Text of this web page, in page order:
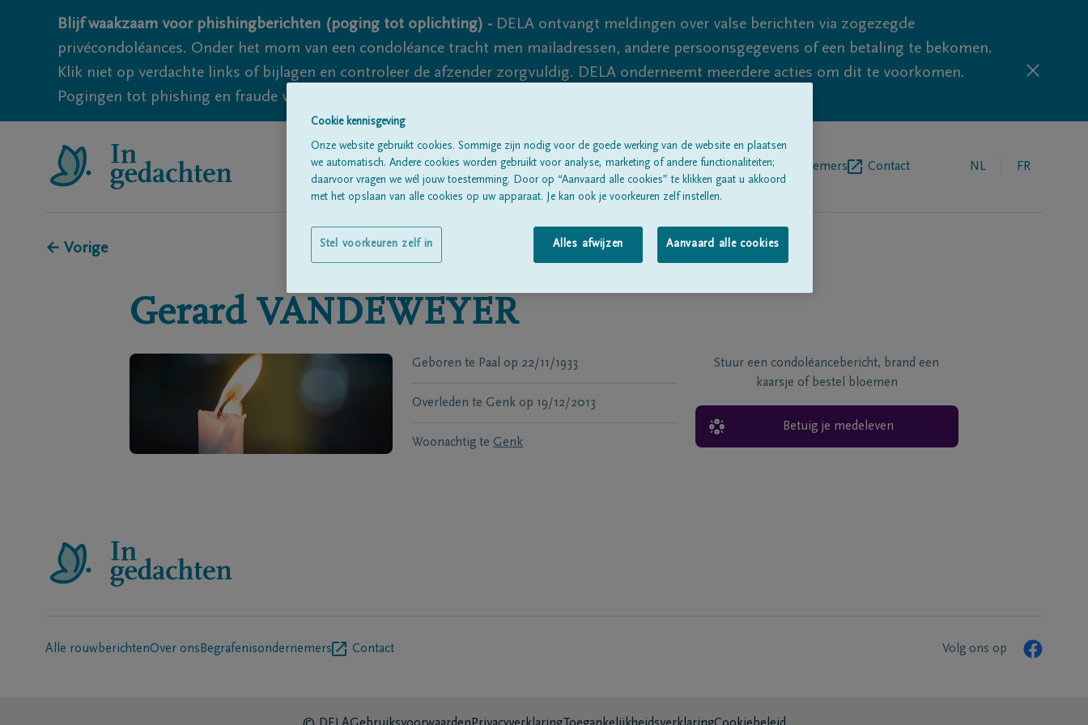
Blijf waakzaam voor phishingberichten (poging tot oplichting) - DELA ontvangt meldingen over valse berichten via zogezegde
privécondoléances. Onder het mom van een condoléance tracht men mailadressen, andere persoonsgegevens of een betaling te bekomen.
Klik niet op verdachte links of bijlagen en controleer de afzender zorgvuldig. DELA onderneemt meerdere acties om dit te voorkomen.
Pogingen tot phishing en fraude vallen echter nooit volledig uit te sluiten, dus blijf waakzaam.
Alle rouwberichten Over onsBegrafenisondernemers Contact NL FR
← Vorige
Gerard VANDEWEYER
Geboren te Paal op 22/11/1933
Overleden te Genk op 19/12/2013
Woonachtig te Genk
Stuur een condoléancebericht, brand een
kaarsje of bestel bloemen
Betuig je medeleven
Alle rouwberichtenOver ons Begrafenisondernemers Contact Volg ons op
Cookie kennisgeving
Onze website gebruikt cookies. Sommige zijn nodig voor de goede werking van de website en plaatsen
we automatisch. Andere cookies worden gebruikt voor analyse, marketing of andere functionaliteiten;
daarvoor vragen we wél jouw toestemming. Door op “Aanvaard alle cookies” te klikken gaat u akkoord
met het opslaan van alle cookies op uw apparaat. Je kan ook je voorkeuren zelf instellen.
Alles afwijzen Aanvaard alle cookies
Stel voorkeuren zelf in